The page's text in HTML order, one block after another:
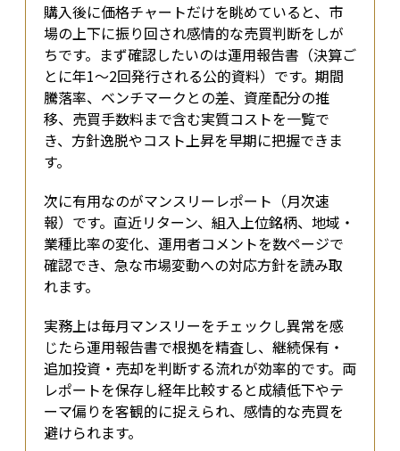
購入後に価格チャートだけを眺めていると、市
場の上下に振り回され感情的な売買判断をしが
ちです。まず確認したいのは運用報告書（決算ご
とに年1〜2回発行される公的資料）です。期間
騰落率、ベンチマークとの差、資産配分の推
移、売買手数料まで含む実質コストを一覧で
き、方針逸脱やコスト上昇を早期に把握できま
す。
次に有用なのがマンスリーレポート（月次速
報）です。直近リターン、組入上位銘柄、地域・
業種比率の変化、運用者コメントを数ページで
確認でき、急な市場変動への対応方針を読み取
れます。
実務上は毎月マンスリーをチェックし異常を感
じたら運用報告書で根拠を精査し、継続保有・
追加投資・売却を判断する流れが効率的です。両
レポートを保存し経年比較すると成績低下やテ
ーマ偏りを客観的に捉えられ、感情的な売買を
避けられます。